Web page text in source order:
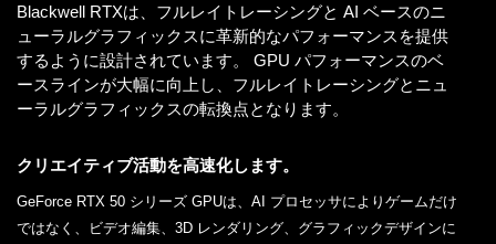
Blackwell RTXは、フルレイトレーシングと AI ベースのニ
ューラルグラフィックスに革新的なパフォーマンスを提供
するように設計されています。 GPU パフォーマンスのベ
ースラインが大幅に向上し、フルレイトレーシングとニュ
ーラルグラフィックスの転換点となります。
クリエイティブ活動を高速化します。
GeForce RTX 50 シリーズ GPUは、AI プロセッサによりゲームだけ
ではなく、ビデオ編集、3D レンダリング、グラフィックデザインに